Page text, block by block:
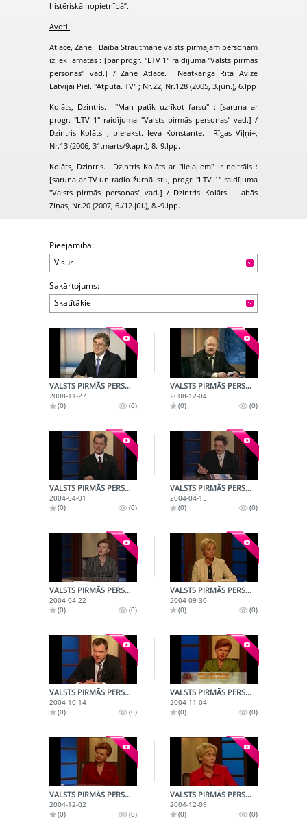
histēriskā nopietnībā”.
Avoti:
Atlāce, Zane. Baiba Strautmane valsts pirmajām personām
izliek lamatas : [par progr. "LTV 1" raidījuma "Valsts pirmās
personas" vad.] / Zane Atlāce. Neatkarīgā Rīta Avīze
Latvijai Piel. "Atpūta. TV" ; Nr.22, Nr.128 (2005, 3.jūn.), 6.lpp
Kolāts, Dzintris. "Man patīk uzrīkot farsu" : [saruna ar
progr. "LTV 1" raidījuma "Valsts pirmās personas" vad.] /
Dzintris Kolāts ; pierakst. Ieva Konstante. Rīgas Viļņi+,
Nr.13 (2006, 31.marts/9.apr.), 8.-9.lpp.
Kolāts, Dzintris. Dzintris Kolāts ar "lielajiem" ir neitrāls :
[saruna ar TV un radio žurnālistu, progr. "LTV 1" raidījuma
"Valsts pirmās personas" vad.] / Dzintris Kolāts. Labās
Ziņas, Nr.20 (2007, 6./12.jūl.), 8.-9.lpp.
Pieejamība:
Visur
Sakārtojums:
Skatītākie
VALSTS PIRMĀS PERSONAS (2008-11-27)
2008-11-27
(0)
(0)
VALSTS PIRMĀS PERSONAS (2008-12-04)
2008-12-04
(0)
(0)
VALSTS PIRMĀS PERSONAS (2004-04-01)
2004-04-01
(0)
(0)
VALSTS PIRMĀS PERSONAS (2004-04-15)
2004-04-15
(0)
(0)
VALSTS PIRMĀS PERSONAS (2004-04-22)
2004-04-22
(0)
(0)
VALSTS PIRMĀS PERSONAS (2004-09-30)
2004-09-30
(0)
(0)
VALSTS PIRMĀS PERSONAS (2004-10-14)
2004-10-14
(0)
(0)
VALSTS PIRMĀS PERSONAS (2004-11-04)
2004-11-04
(0)
(0)
VALSTS PIRMĀS PERSONAS (2004-12-02)
2004-12-02
(0)
(0)
VALSTS PIRMĀS PERSONAS (2004-12-09)
2004-12-09
(0)
(0)